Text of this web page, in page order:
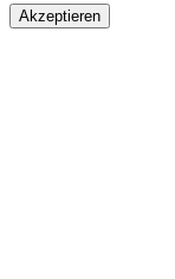
Akzeptieren